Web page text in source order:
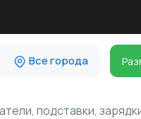
Все города
подставки,